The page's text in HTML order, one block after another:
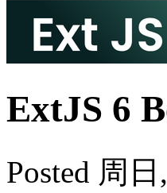
ExtJS 6
Posted 周